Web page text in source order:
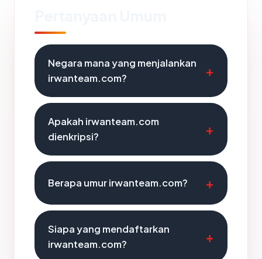
Negara mana yang menjalankan
irwanteam.com?
Apakah irwanteam.com
dienkripsi?
Berapa umur irwanteam.com?
Siapa yang mendaftarkan
irwanteam.com?